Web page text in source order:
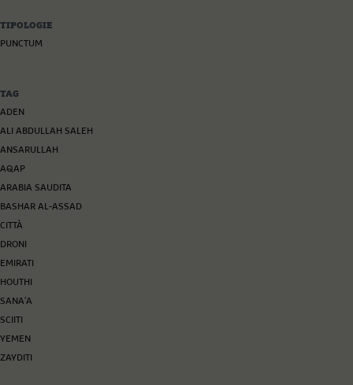
TIPOLOGIE
PUNCTUM
TAG
ADEN
ALI ABDULLAH SALEH
ANSARULLAH
AQAP
ARABIA SAUDITA
BASHAR AL-ASSAD
CITTÀ
DRONI
EMIRATI
HOUTHI
SANA′A
SCIITI
YEMEN
ZAYDITI